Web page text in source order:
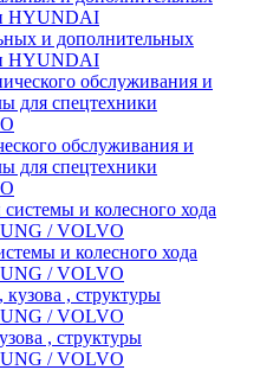
и дополнительных
HYUNDAI
обслуживания и
для спецтехники
и колесного хода
/ VOLVO
, структуры
/ VOLVO